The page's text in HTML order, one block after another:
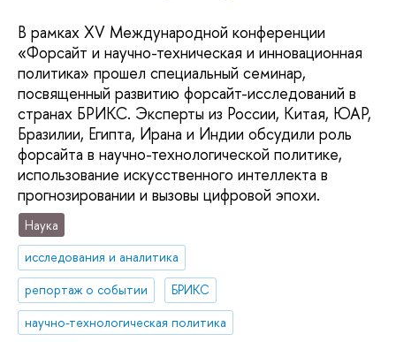
В рамках XV Международной конференции
«Форсайт и научно-техническая и инновационная
политика» прошел специальный семинар,
посвященный развитию форсайт-исследований в
странах БРИКС. Эксперты из России, Китая, ЮАР,
Бразилии, Египта, Ирана и Индии обсудили роль
форсайта в научно-технологической политике,
использование искусственного интеллекта в
прогнозировании и вызовы цифровой эпохи.
Наука
исследования и аналитика
репортаж о событии
БРИКС
научно-технологическая политика